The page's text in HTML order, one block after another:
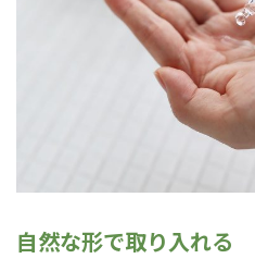
自然な形で取り入れる